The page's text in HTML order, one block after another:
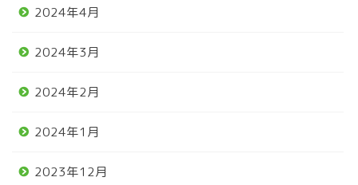
2024年4月
2024年3月
2024年2月
2024年1月
2023年12月